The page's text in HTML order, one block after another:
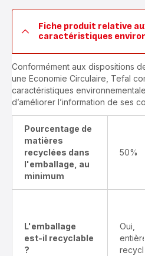
Fiche produit relative
caractéristiques
Conformément aux dispositions
une Economie Circulaire, Tefal
caractéristiques
d’améliorer l’information de ses
Pourcentage de
matières
recyclées dans
l'emballage, au
minimum
50%
L'emballage
est-il recyclable
?
Oui,